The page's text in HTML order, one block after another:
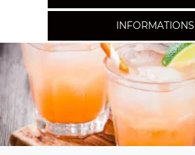
INFORMATIONS